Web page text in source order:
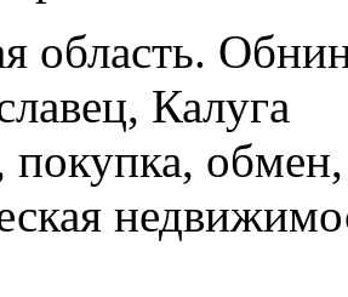
область.
Калуга
обмен,